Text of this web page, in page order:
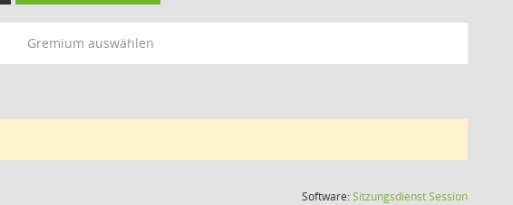
Gremium auswählen
Software:SitzungsdienstSession(Wird in